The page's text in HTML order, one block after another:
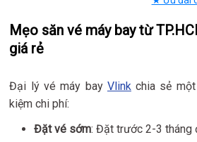
Mẹo săn vé máy bay từ
giá rẻ
Đại lý vé máy bay Vlink chia sẻ
kiệm chi phí:
Đặt vé sớm: Đặt trước 2-3 tháng